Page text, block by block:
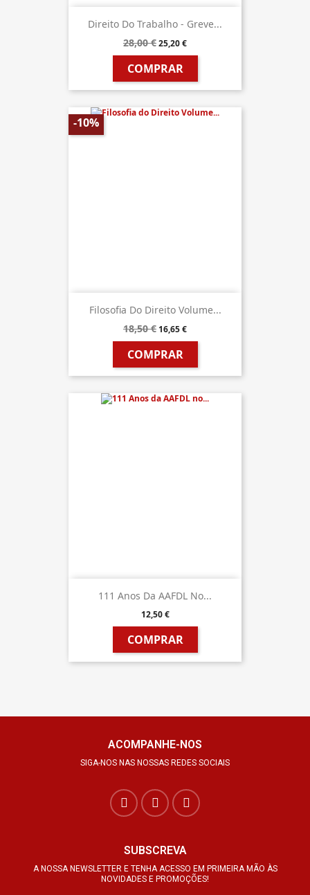
Direito Do Trabalho - Greve...
28,00 €25,20 €
COMPRAR
Filosofia Do Direito Volume...
18,50 € 16,65 €
COMPRAR
-10%
111 Anos Da AAFDL No...
12,50 €
COMPRAR
ACOMPANHE-NOS
SIGA-NOS NAS NOSSAS REDES SOCIAIS
SUBSCREVA
A NOSSA NEWSLETTER E TENHA ACESSO EM PRIMEIRA MÃO ÀS
NOVIDADES E PROMOÇÕES!